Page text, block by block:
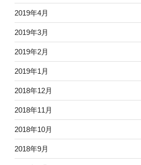
2019年4月
2019年3月
2019年2月
2019年1月
2018年12月
2018年11月
2018年10月
2018年9月